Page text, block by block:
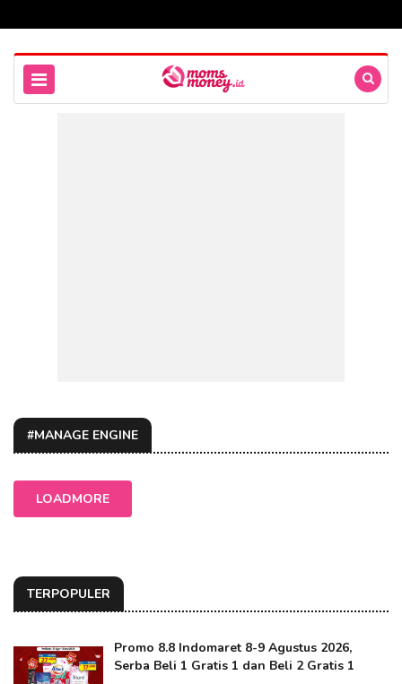
#MANAGE ENGINE
LOADMORE
TERPOPULER
Promo 8.8 Indomaret 8-9 Agustus 2026,
Serba Beli 1 Gratis 1 dan Beli 2 Gratis 1